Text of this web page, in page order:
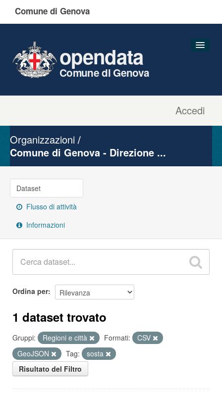
Comune di Genova
Accedi
opendata
Comune di Genova
Gruppi
Organizzazioni
Comune di Genova - Direzione ...
Dataset
Flusso di attività
Informazioni
Ordina per
1 dataset trovato
Gruppi: Regioni e città Formati:
CSV
GeoJSON
Tag:
sosta
Risultato del Filtro